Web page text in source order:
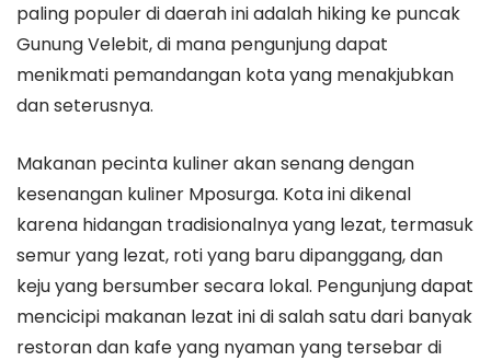
paling populer di daerah ini adalah hiking ke puncak
Gunung Velebit, di mana pengunjung dapat
menikmati pemandangan kota yang menakjubkan
dan seterusnya.
Makanan pecinta kuliner akan senang dengan
kesenangan kuliner Mposurga. Kota ini dikenal
karena hidangan tradisionalnya yang lezat, termasuk
semur yang lezat, roti yang baru dipanggang, dan
keju yang bersumber secara lokal. Pengunjung dapat
mencicipi makanan lezat ini di salah satu dari banyak
restoran dan kafe yang nyaman yang tersebar di